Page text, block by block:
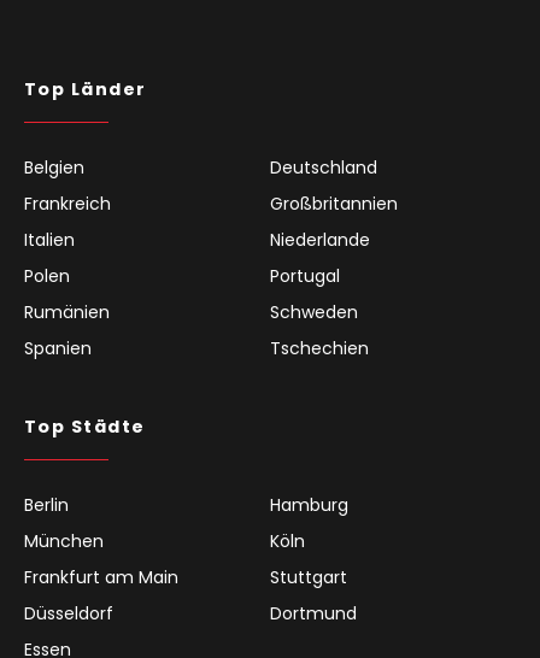
Top Länder
Belgien
Deutschland
Frankreich
Großbritannien
Italien
Niederlande
Polen
Portugal
Rumänien
Schweden
Spanien
Tschechien
Top Städte
Berlin
Hamburg
München
Köln
Frankfurt am Main
Stuttgart
Düsseldorf
Dortmund
Essen